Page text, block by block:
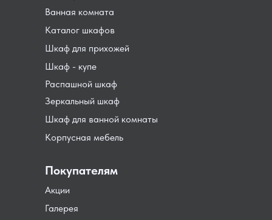
Распашной шкаф
Шкаф для прихожей
Шкаф - купе
Каталог шкафов
Шкаф для ванной комнаты
Зеркальный шкаф
Корпусная мебель
Ванная комната
Акции
Галерея
Покупателям